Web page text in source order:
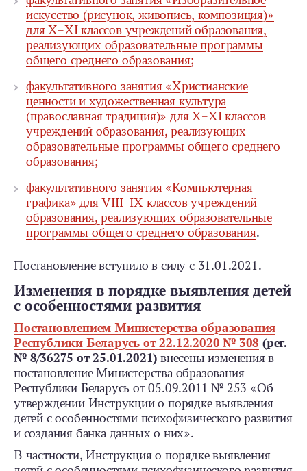
искусство (рисунок, живопись, композиция)»
для X–XI классов учреждений образования,
реализующих образовательные программы
общего среднего образования;
факультативного занятия «Христианские
ценности и художественная культура
(православная традиция)» для X–XI классов
учреждений образования, реализующих
образовательные программы общего среднего
образования;
факультативного занятия «Компьютерная
графика» для VIII–IX классов учреждений
образования, реализующих образовательные
программы общего среднего образования.
Постановление вступило в силу с 31.01.2021.
Изменения в порядке выявления детей
с особенностями развития
Постановлением Министерства образования
Республики Беларусь от 22.12.2020 № 308 (рег.
№ 8/36275 от 25.01.2021)внесены изменения в
постановление Министерства образования
Республики Беларусь от 05.09.2011 № 253 «Об
утверждении Инструкции о порядке выявления
детей с особенностями психофизического развития
и создания банка данных о них».
В частности, Инструкция о порядке выявления